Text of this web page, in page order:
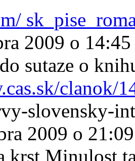
2009 o 14:45
sutaze o
clanok/
slovensky-
2009 o 21:09
krst Minulost